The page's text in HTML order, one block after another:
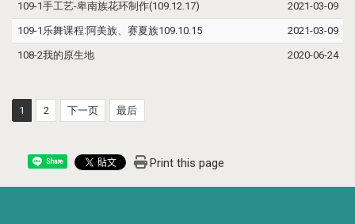
109-1手工艺-卑南族花环制作(109.12.17) 2021-03-09
109-1乐舞课程:阿美族、赛夏族109.10.15 2021-03-09
108-2我的原生地 2020-06-24
1 2 下一页 最后
Share Print this page